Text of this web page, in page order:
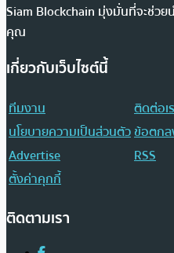
Siam Blockchain มุ่งมั่นที่จะช่วย
คุณ
เกี่ยวกับเว็บไซต์นี้
ทีมงาน
ติดต่อเ
นโยบายความเป็นส่วนตัวข้อตกล
Advertise
RSS
ตั้งค่าคุกกี้
ติดตามเรา